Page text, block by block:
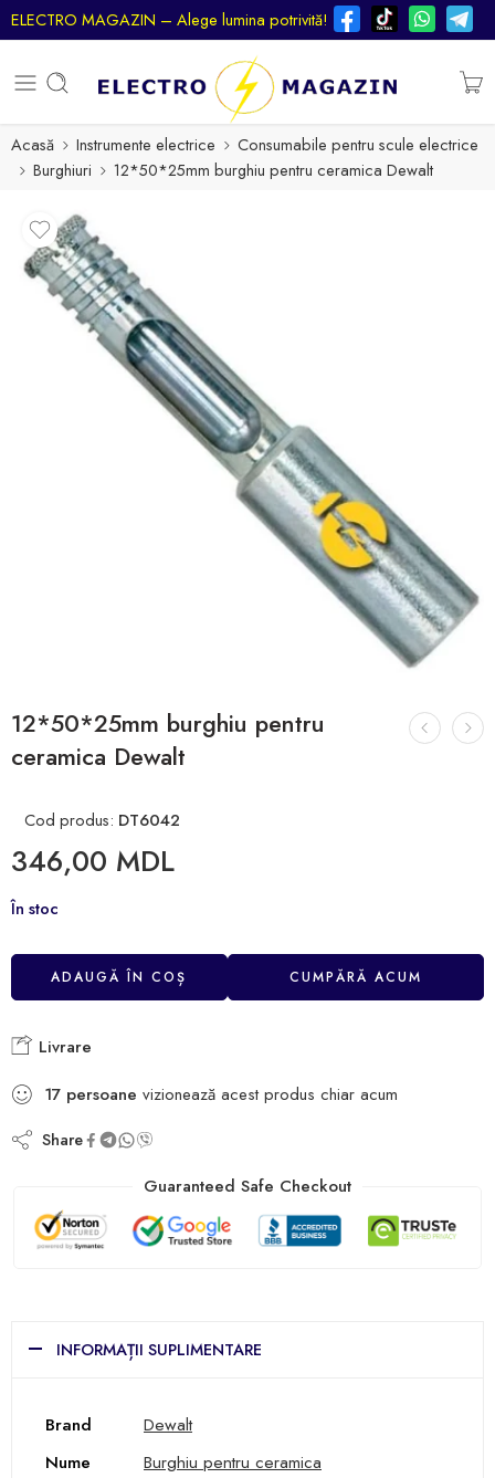
ELECTRO MAGAZIN – Alege lumina potrivită!
Acasă Instrumente electrice
Consumabile pentru scule electrice
Burghiuri
12*50*25mm burghiu pentru ceramica Dewalt
12*50*25mm burghiu pentru
ceramica Dewalt
Cod produs: DT6042
346,00 MDL
În stoc
ADAUGĂ ÎN COȘ CUMPĂRĂ ACUM
Livrare
17 persoane vizionează acest produs chiar acum
Share
Guaranteed Safe Checkout
INFORMAȚII SUPLIMENTARE
Brand
Dewalt
Nume
Burghiu pentru ceramica